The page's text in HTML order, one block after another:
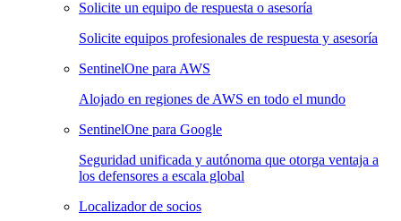
Solicite un equipo de respuesta o asesoría
Solicite equipos profesionales de respuesta y asesoría
SentinelOne para AWS
Alojado en regiones de AWS en todo el mundo
SentinelOne para Google
Seguridad unificada y autónoma que otorga ventaja a
los defensores a escala global
Localizador de socios